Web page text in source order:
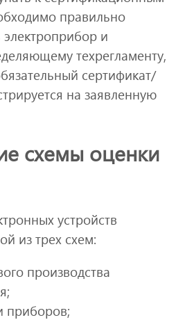
правильно
и
техрегламенту,
сертификат/
на заявленную
схемы оценки
устройств
из трех схем:
производства
приборов;